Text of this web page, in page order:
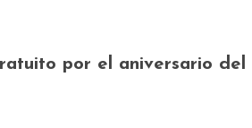
por el aniversario del